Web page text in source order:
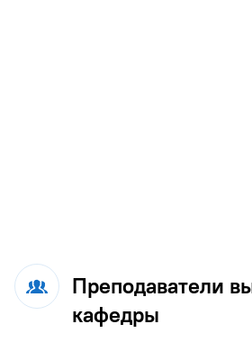
Преподаватели
кафедры